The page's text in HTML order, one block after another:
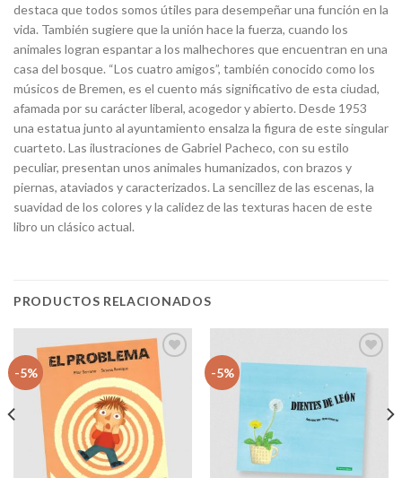
destaca que todos somos útiles para desempeñar una función en la
vida. También sugiere que la unión hace la fuerza, cuando los
animales logran espantar a los malhechores que encuentran en una
casa del bosque. “Los cuatro amigos”, también conocido como los
músicos de Bremen, es el cuento más significativo de esta ciudad,
afamada por su carácter liberal, acogedor y abierto. Desde 1953
una estatua junto al ayuntamiento ensalza la figura de este singular
cuarteto. Las ilustraciones de Gabriel Pacheco, con su estilo
peculiar, presentan unos animales humanizados, con brazos y
piernas, ataviados y caracterizados. La sencillez de las escenas, la
suavidad de los colores y la calidez de las texturas hacen de este
libro un clásico actual.
PRODUCTOS RELACIONADOS
-5%
Añadir
lista
deseos
-5%
Añadir